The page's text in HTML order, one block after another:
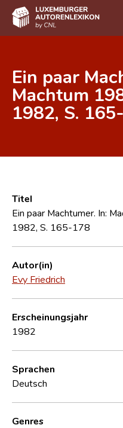
DE FR
Home
Erweiterte Suche
CNL
Forschungsgruppe
Ein paar
Machtum
1982, S.
Titel
Ein paar Machtumer. In:
1982, S. 165-178
Autor(in)
Evy Friedrich
Erscheinungsjahr
1982
Sprachen
Deutsch
Genres